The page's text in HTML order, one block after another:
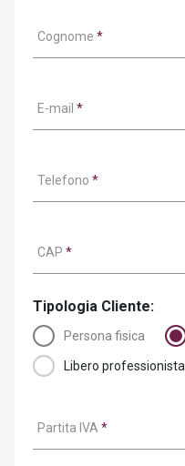
Cognome *
E-mail *
Telefono *
CAP *
Tipologia Cliente:
Persona fisica
Libero professionista
Partita IVA *